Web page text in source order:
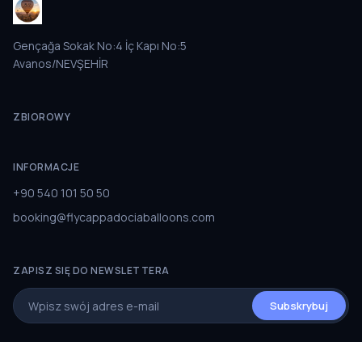
Gençağa Sokak No:4 İç Kapı No:5
Avanos/NEVŞEHİR
ZBIOROWY
INFORMACJE
+90 540 101 50 50
booking@flycappadociaballoons.com
ZAPISZ SIĘ DO NEWSLETTERA
Subskrybuj